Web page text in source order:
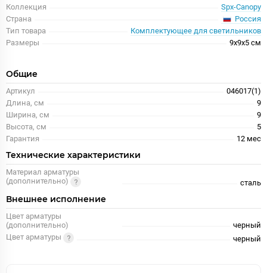
Коллекция
Spx-Canopy
Страна
Россия
Тип товара
Комплектующее для светильников
Размеры
9x9x5 см
Общие
Артикул
046017(1)
Длина, см
9
Ширина, см
9
Высота, см
5
Гарантия
12 меc
Технические характеристики
Материал арматуры
(дополнительно)
сталь
Внешнее исполнение
Цвет арматуры
(дополнительно)
черный
Цвет арматуры
черный